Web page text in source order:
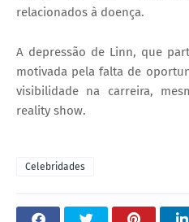
relacionados à doença.
A depressão de Linn, que
motivada pela falta de
visibilidade na carreira,
reality show.
Celebridades